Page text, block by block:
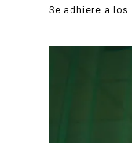
Se adhiere a